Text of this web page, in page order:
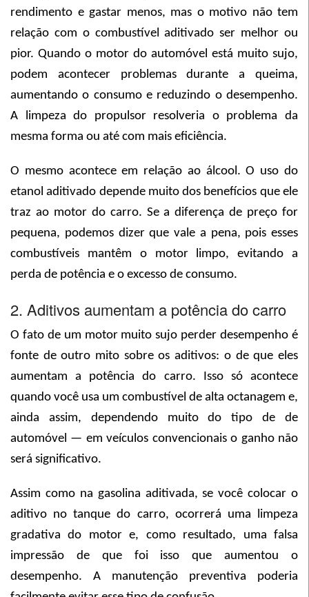
rendimento e gastar menos, mas o motivo não tem
relação com o combustível aditivado ser melhor ou
pior. Quando o motor do automóvel está muito sujo,
podem acontecer problemas durante a queima,
aumentando o consumo e reduzindo o desempenho.
A limpeza do propulsor resolveria o problema da
mesma forma ou até com mais eficiência.
O mesmo acontece em relação ao álcool. O uso do
etanol aditivado depende muito dos benefícios que ele
traz ao motor do carro. Se a diferença de preço for
pequena, podemos dizer que vale a pena, pois esses
combustíveis mantêm o motor limpo, evitando a
perda de potência e o excesso de consumo.
2. Aditivos aumentam a potência do carro
O fato de um motor muito sujo perder desempenho é
fonte de outro mito sobre os aditivos: o de que eles
aumentam a potência do carro. Isso só acontece
quando você usa um combustível de alta octanagem e,
ainda assim, dependendo muito do tipo de de
automóvel — em veículos convencionais o ganho não
será significativo.
Assim como na gasolina aditivada, se você colocar o
aditivo no tanque do carro, ocorrerá uma limpeza
gradativa do motor e, como resultado, uma falsa
impressão de que foi isso que aumentou o
desempenho. A manutenção preventiva poderia